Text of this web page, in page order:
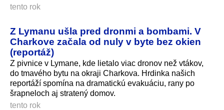
tento rok
Z Lymanu ušla pred dronmi a bombami. V
Charkove začala od nuly v byte bez okien
(reportáž)
Z pivnice v Lymane, kde lietalo viac dronov než vtákov,
do tmavého bytu na okraji Charkova. Hrdinka našich
reportáží spomína na dramatickú evakuáciu, rany po
šrapneloch aj stratený domov.
tento rok